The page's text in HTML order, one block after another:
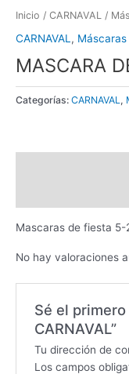
Inicio / CARNAVAL /
CARNAVAL , Máscaras
MASCARA
Categorías: CARNAVAL ,
Mascaras de fiesta 5-
No hay valoraciones
Sé el primero
CARNAVAL”
Tu dirección de
Los campos